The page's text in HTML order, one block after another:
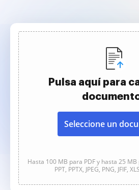
Pulsa aquí para
Seleccione un
Hasta 100 MB para PDF y hasta 25 MB
PPT, PPTX, JPEG, PNG, JFIF,